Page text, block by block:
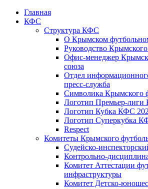
Главная
КФС
Структура КФС
О Крымском
Руководство
Офис-менеджер
союза
Отдел
пресс-служба
Символика Крымского
Логотип Премьер-
Логотип Кубка КФС
Логотип Суперкубка
Respect
Комитеты Крымского
Судейско-
Контрольно-
Комитет Аттестации
инфраструктуры
Комитет Детско-